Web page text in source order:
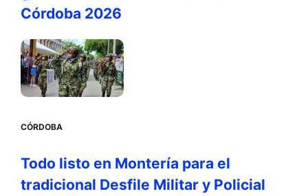
Córdoba 2026
CÓRDOBA
Todo listo en Montería para el
tradicional Desfile Militar y Policial